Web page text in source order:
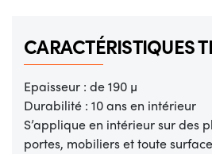
CARACTÉRISTIQUES
Epaisseur : de 190 µ
Durabilité : 10 ans en intérieur
S’applique en intérieur sur des
portes, mobiliers et toute